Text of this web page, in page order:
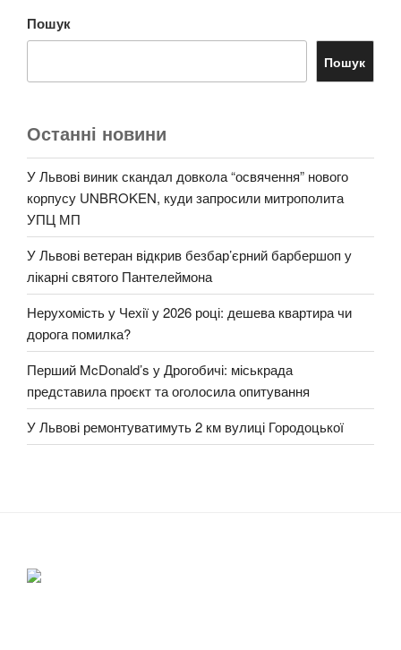
Пошук
Пошук
Останні новини
У Львові виник скандал довкола “освячення” нового
корпусу UNBROKEN, куди запросили митрополита
УПЦ МП
У Львові ветеран відкрив безбар’єрний барбершоп у
лікарні святого Пантелеймона
Нерухомість у Чехії у 2026 році: дешева квартира чи
дорога помилка?
Перший McDonald’s у Дрогобичі: міськрада
представила проєкт та оголосила опитування
У Львові ремонтуватимуть 2 км вулиці Городоцької